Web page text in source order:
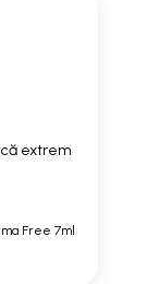
extrem
Free 7ml